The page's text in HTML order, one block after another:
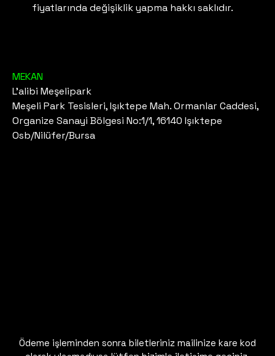
fiyatlarında değişiklik yapma hakkı saklıdır.
MEKAN
L’alibi Meşelipark
Meşeli Park Tesisleri, Işıktepe Mah. Ormanlar Caddesi,
Organize Sanayi Bölgesi No:1/1, 16140 Işıktepe
Osb/Nilüfer/Bursa
Ödeme işleminden sonra biletleriniz mailinize kare kod